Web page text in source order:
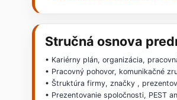
Stručná osnova
• Kariérny plán, organizácia,
• Pracovný pohovor, komunikačné
• Štruktúra firmy, značky ,
• Prezentovanie spoločnosti, PEST